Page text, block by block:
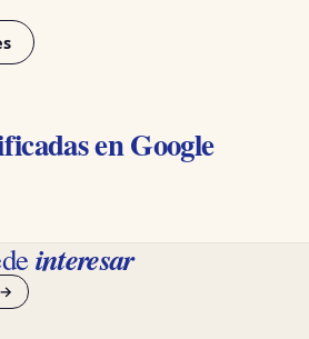
en Google
interesar